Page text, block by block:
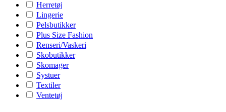
Herretøj
Lingerie
Pelsbutikker
Plus Size Fashion
Renseri/Vaskeri
Skobutikker
Skomager
Systuer
Textiler
Ventetøj